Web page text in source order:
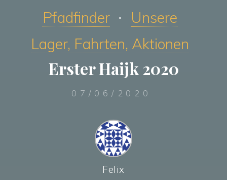
Pfadfinder
Unsere
Lager, Fahrten, Aktionen
Erster Haijk 2020
07/06/2020
Felix